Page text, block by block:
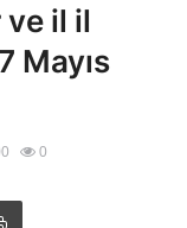
il il
Mayıs
0